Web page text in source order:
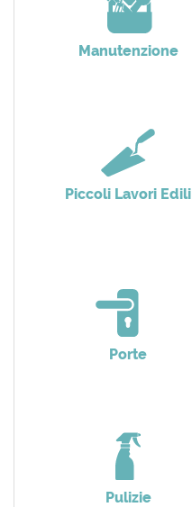
Manutenzione
Piccoli Lavori Edili
Porte
Pulizie